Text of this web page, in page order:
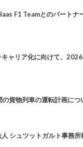
F1 Teamとのパートナ
キャリア化に向けて、
貨物列車の運転計画につ
シュツットガルト事務